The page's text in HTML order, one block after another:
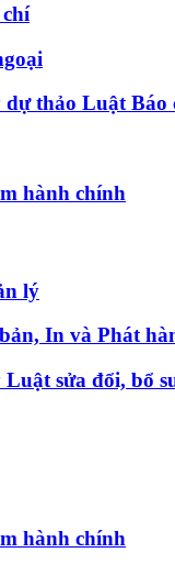
dự thảo Luật Báo
hành chính
lý
In và Phát
Luật sửa đổi, bổ
hành chính